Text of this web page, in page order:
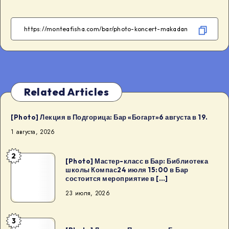
Facebook
Twitter
TelegramWhatsApp
Related Articles
[Photo] Лекция в Подгорица: Бар «Богарт»6 августа в 19.
1 августа, 2026
[Photo]
в
Библиотека
2
[Photo] Мастер-класс в Бар: Библиотека
школы Компас24 июля 15:00 в Бар
состоится мероприятие в […]
23 июля, 2026
[Photo]
3